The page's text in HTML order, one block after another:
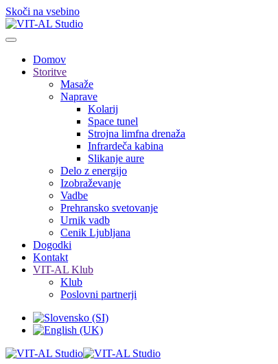
Skoči na vsebino
Domov
Storitve
Masaže
Naprave
Kolarij
Space tunel
Strojna limfna drenaža
Infrardeča kabina
Slikanje aure
Delo z energijo
Izobraževanje
Vadbe
Prehransko svetovanje
Urnik vadb
Cenik Ljubljana
Dogodki
Kontakt
VIT-AL Klub
Klub
Poslovni partnerji